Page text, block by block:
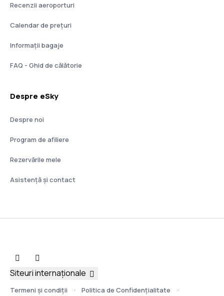
Recenzii aeroporturi
Calendar de prețuri
Informații bagaje
FAQ - Ghid de călătorie
Despre eSky
Despre noi
Program de afiliere
Rezervările mele
Asistenţă şi contact
Termeni şi condiţii Politica de Confidențialitate
Siteuri internaționale